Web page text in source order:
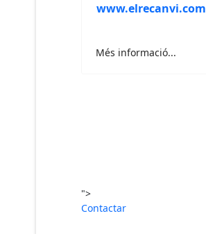
www.elrecanvi.com
Més informació...
">
Contactar